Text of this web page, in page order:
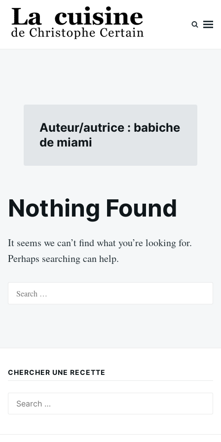
Skip
content
Search
for:
Auteur/autrice : babiche
de miami
Nothing Found
It seems we can’t find what you’re looking for.
Perhaps searching can help.
Search
CHERCHER UNE RECETTE
for: